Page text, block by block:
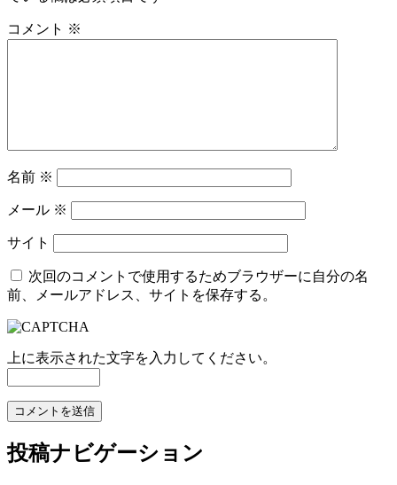
コメント ※
名前 ※
メール ※
サイト
次回のコメントで使用するためブラウザーに自分の名
前、メールアドレス、サイトを保存する。
上に表示された文字を入力してください。
投稿ナビゲーション